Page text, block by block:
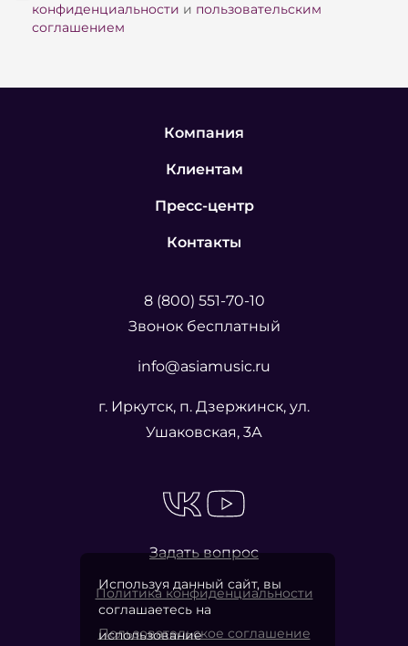
конфиденциальности и пользовательским
соглашением
Компания
Клиентам
Пресс-центр
Контакты
8 (800) 551-70-10
Звонок бесплатный
info@asiamusic.ru
г. Иркутск, п. Дзержинск, ул.
Ушаковская, 3А
Задать вопрос
Политика конфиденциальности
Пользовательское соглашение
Используя данный сайт, вы
соглашаетесь на
использование